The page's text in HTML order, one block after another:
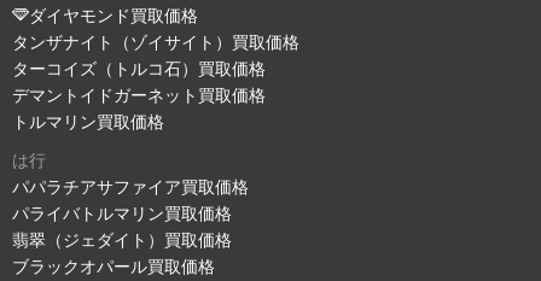
ダイヤモンド買取価格
タンザナイト（ゾイサイト）買取価格
ターコイズ（トルコ石）買取価格
デマントイドガーネット買取価格
トルマリン買取価格
は行
パパラチアサファイア買取価格
パライバトルマリン買取価格
翡翠（ジェダイト）買取価格
ブラックオパール買取価格